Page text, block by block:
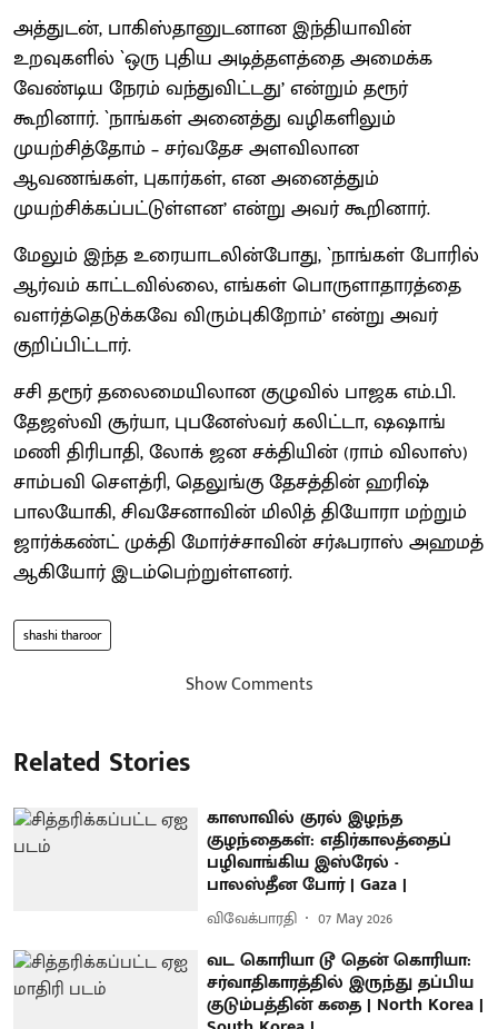
அத்துடன், பாகிஸ்தானுடனான இந்தியாவின்
உறவுகளில் `ஒரு புதிய அடித்தளத்தை அமைக்க
வேண்டிய நேரம் வந்துவிட்டது’ என்றும் தரூர்
கூறினார். `நாங்கள் அனைத்து வழிகளிலும்
முயற்சித்தோம் – சர்வதேச அளவிலான
ஆவணங்கள், புகார்கள், என அனைத்தும்
முயற்சிக்கப்பட்டுள்ளன’ என்று அவர் கூறினார்.
மேலும் இந்த உரையாடலின்போது, `நாங்கள் போரில்
ஆர்வம் காட்டவில்லை, எங்கள் பொருளாதாரத்தை
வளர்த்தெடுக்கவே விரும்புகிறோம்’ என்று அவர்
குறிப்பிட்டார்.
சசி தரூர் தலைமையிலான குழுவில் பாஜக எம்.பி.
தேஜஸ்வி சூர்யா, புபனேஸ்வர் கலிட்டா, ஷஷாங்
மணி திரிபாதி, லோக் ஜன சக்தியின் (ராம் விலாஸ்)
சாம்பவி சௌத்ரி, தெலுங்கு தேசத்தின் ஹரிஷ்
பாலயோகி, சிவசேனாவின் மிலித் தியோரா மற்றும்
ஜார்க்கண்ட் முக்தி மோர்ச்சாவின் சர்ஃபராஸ் அஹமத்
ஆகியோர் இடம்பெற்றுள்ளனர்.
shashi tharoor
Show Comments
Related Stories
காஸாவில் குரல் இழந்த
குழந்தைகள்: எதிர்காலத்தைப்
பழிவாங்கிய இஸ்ரேல் -
பாலஸ்தீன போர் | Gaza |
விவேக்பாரதி 07 May 2026
வட கொரியா டூ தென் கொரியா:
சர்வாதிகாரத்தில் இருந்து தப்பிய
குடும்பத்தின் கதை | North Korea |